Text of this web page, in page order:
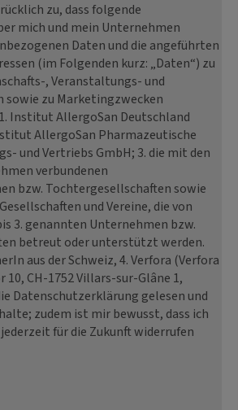
zu, dass folgende
mich und mein Unternehmen
Daten und die angeführten
(im Folgenden kurz: „Daten“) zu
, Veranstaltungs- und
zu Marketingzwecken
Institut AllergoSan Deutschland
AllergoSan Pharmazeutische
und Vertriebs GmbH; 3. die mit den
verbundenen
bzw. Tochtergesellschaften sowie
und Vereine, die von
3. genannten Unternehmen bzw.
betreut oder unterstützt werden.
aus der Schweiz, 4. Verfora (Verfora
10, CH-1752 Villars-sur-Glâne 1,
Datenschutzerklärung gelesen und
zudem ist mir bewusst, dass ich
für die Zukunft widerrufen